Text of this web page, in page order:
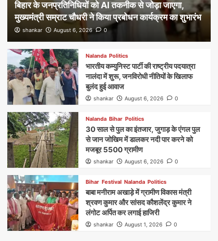
बिहार के जनप्रतिनिधियों को AI तकनीक से जोड़ा जाएगा,
मुख्यमंत्री सम्राट चौधरी ने किया प्रबोधन कार्यक्रम का शुभारंभ
shankar August 6, 2026 0
Nalanda Politics
भारतीय कम्युनिस्ट पार्टी की राष्ट्रीय पदयात्रा
नालंदा में शुरू, जनविरोधी नीतियों के खिलाफ
बुलंद हुई आवाज
shankar August 6, 2026 0
Nalanda Bihar Politics
30 साल से पुल का इंतजार, जुगाड़ के एंगल पुल
से जान जोखिम में डालकर नदी पार करने को
मजबूर 5500 ग्रामीण
shankar August 6, 2026 0
Bihar Festival Nalanda Politics
बाबा मनीराम अखाड़े में ग्रामीण विकास मंत्री
श्रवण कुमार और सांसद कौशलेंद्र कुमार ने
लंगोट अर्पित कर लगाई हाजिरी
shankar August 1, 2026 0